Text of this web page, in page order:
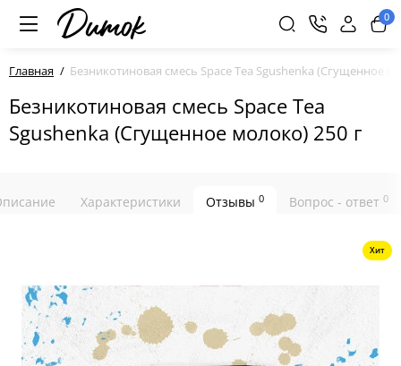
0
Главная Безникотиновая смесь Space Tea Sgushenka (Сгущенное
Безникотиновая смесь Space Tea
Sgushenka (Сгущенное молоко) 250 г
Характеристики Отзывы 0 Вопрос - ответ 0
Хит